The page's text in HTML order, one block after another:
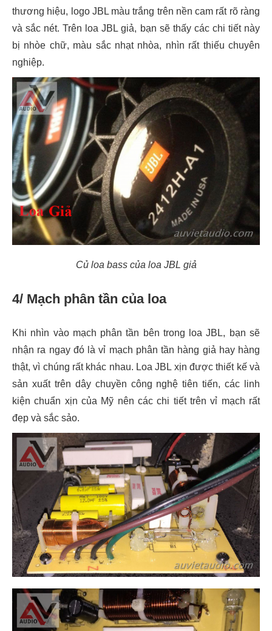
thương hiệu, logo JBL màu trắng trên nền cam rất rõ ràng
và sắc nét. Trên loa JBL giả, bạn sẽ thấy các chi tiết này
bị nhòe chữ, màu sắc nhạt nhòa, nhìn rất thiếu chuyên
nghiệp.
Củ loa bass của loa JBL giả
4/ Mạch phân tần của loa
Khi nhìn vào mạch phân tần bên trong loa JBL, bạn sẽ
nhận ra ngay đó là vỉ mạch phân tần hàng giả hay hàng
thật, vì chúng rất khác nhau. Loa JBL xịn được thiết kế và
sản xuất trên dây chuyền công nghệ tiên tiến, các linh
kiện chuẩn xịn của Mỹ nên các chi tiết trên vỉ mạch rất
đẹp và sắc sảo.